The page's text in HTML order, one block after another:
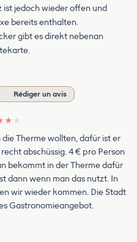
ist jedoch wieder offen und
bereits enthalten.
gibt es direkt nebenan
Rédiger un avis
★ ★
Therme wollten, dafür ist er
abschüssig. 4 € pro Person
bekommt in der Therme dafür
dann wenn man das nutzt. In
wir wieder kommen. Die Stadt
Gastronomieangebot.